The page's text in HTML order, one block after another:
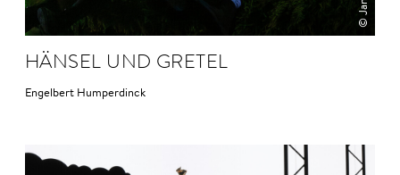
HÄNSEL UND GRE­TEL
Engelbert Humperdinck